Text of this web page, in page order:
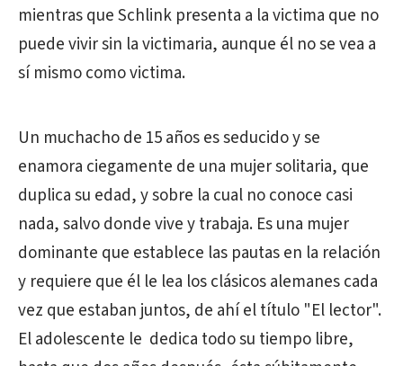
mientras que Schlink presenta a la victima que no
puede vivir sin la victimaria, aunque él no se vea a
sí mismo como victima.
Un muchacho de 15 años es seducido y se
enamora ciegamente de una mujer solitaria, que
duplica su edad, y sobre la cual no conoce casi
nada, salvo donde vive y trabaja. Es una mujer
dominante que establece las pautas en la relación
y requiere que él le lea los clásicos alemanes cada
vez que estaban juntos, de ahí el título "El lector".
El adolescente le dedica todo su tiempo libre,